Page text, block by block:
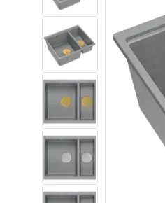
Odpływy liniowe
Toalety, ubikacje
Umywalki
Wanny i parawany
Baterie